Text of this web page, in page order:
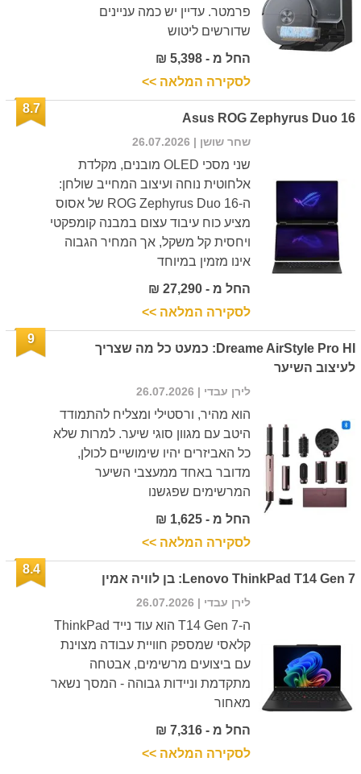
פרמטר. עדיין יש כמה עניינים
שדורשים ליטוש
החל מ - 5,398 ₪
לסקירה המלאה >>
Asus ROG Zephyrus Duo 16
8.7
שחר שושן | 26.07.2026
שני מסכי OLED מובנים, מקלדת
אלחוטית נוחה ועיצוב המחייב שולחן:
ה-ROG Zephyrus Duo 16 של אסוס
מציע כוח עיבוד עצום במבנה קומפקטי
ויחסית קל משקל, אך המחיר הגבוה
אינו מזמין במיוחד
החל מ - 27,290 ₪
לסקירה המלאה >>
Dreame AirStyle Pro HI: כמעט כל מה שצריך
לעיצוב השיער
9
לירן עבדי | 26.07.2026
הוא מהיר, ורסטילי ומצליח להתמודד
היטב עם מגוון סוגי שיער. למרות שלא
כל האביזרים יהיו שימושיים לכולן,
מדובר באחד ממעצבי השיער
המרשימים שפגשנו
החל מ - 1,625 ₪
לסקירה המלאה >>
Lenovo ThinkPad T14 Gen 7: בן לוויה אמין
8.4
לירן עבדי | 26.07.2026
ה-T14 Gen 7 הוא עוד נייד ThinkPad
קלאסי שמספק חוויית עבודה מצוינת
עם ביצועים מרשימים, אבטחה
מתקדמת וניידות גבוהה - המסך נשאר
מאחור
החל מ - 7,316 ₪
לסקירה המלאה >>